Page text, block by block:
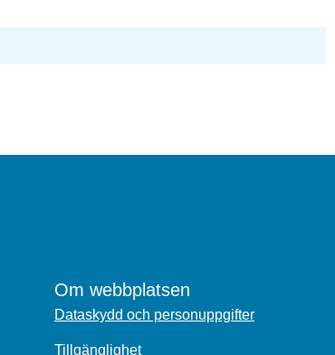
Om webbplatsen
Dataskydd och personuppgifter
Tillgänglighet